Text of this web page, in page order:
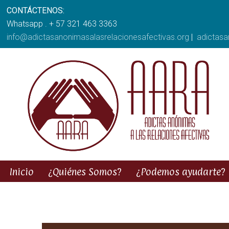
CONTÁCTENOS:
Whatsapp . + 57 321 463 3363
info@adictasanonimasalasrelacionesafectivas.org |
Inicio ¿Quiénes Somos? ¿Podemos ayudarte?